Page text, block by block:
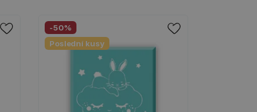
-50%
Poslední kusy